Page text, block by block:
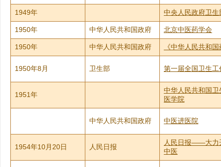
1949年 中央人民政府卫生
1950年 中华人民共和国政府 北京中医药学会
1950年 中华人民共和国政府 《中华人民共和
1950年8月 卫生部 第一届全国卫生工
1951年
中华人民共和国
医学院
中华人民共和国政府 中医进医院
1954年10月20日 人民日报
人民日报——大力
中医